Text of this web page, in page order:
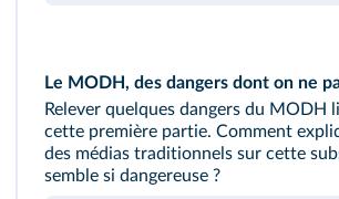
Le MODH, des dangers dont on ne
Relever quelques dangers du MODH
cette première partie. Comment
des médias traditionnels sur cette
semble si dangereuse ?